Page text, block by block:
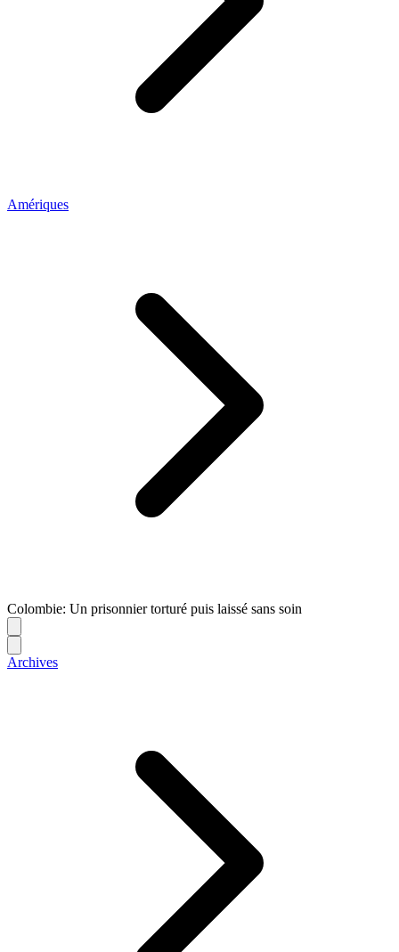
Amériques
Colombie: Un prisonnier torturé puis laissé sans soin
Archives